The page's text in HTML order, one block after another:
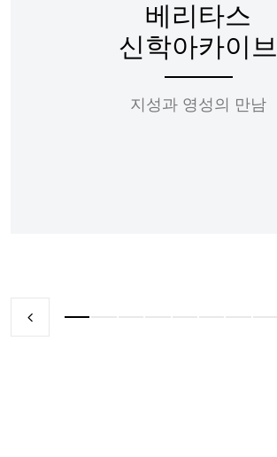
베리타스
신학아카이브
지성과 영성의 만남